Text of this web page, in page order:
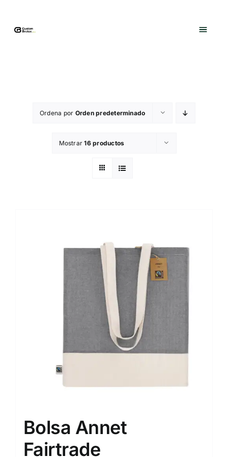
contenido
Ordena por Orden predeterminado
Mostrar16 productos
Bolsa Annet
Fairtrade